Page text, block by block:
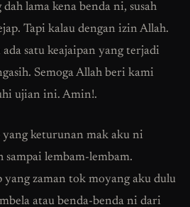
lama kena benda ni, susah
Tapi kalau dengan izin Allah.
satu keajaipan yang terjadi
Semoga Allah beri kami
ujian ini. Amin!.
yang keturunan mak aku ni
sampai lembam-lembam.
yang zaman tok moyang aku dulu
atau benda-benda ni dari